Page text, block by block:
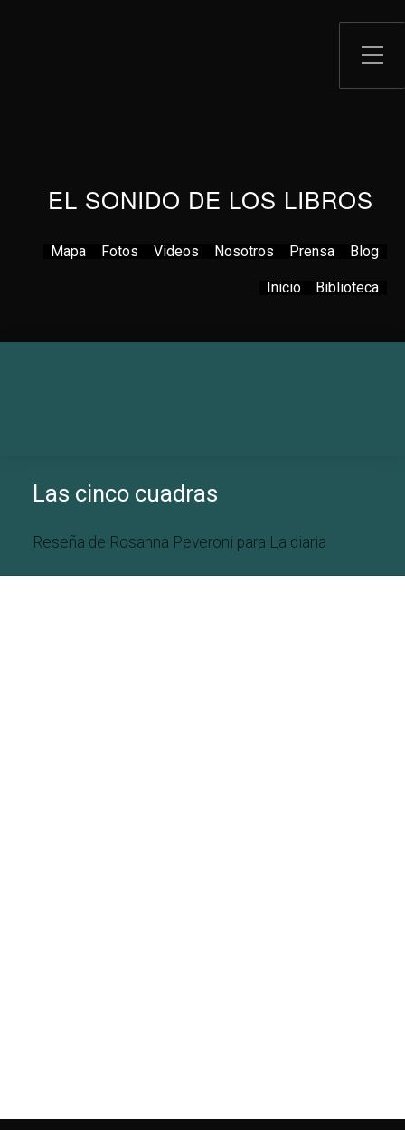
EL SONIDO DE LOS LIBROS
Blog
Prensa
Nosotros
Videos
Fotos
Mapa
Biblioteca
Inicio
Las cinco cuadras
Reseña de Rosanna Peveroni para La diaria